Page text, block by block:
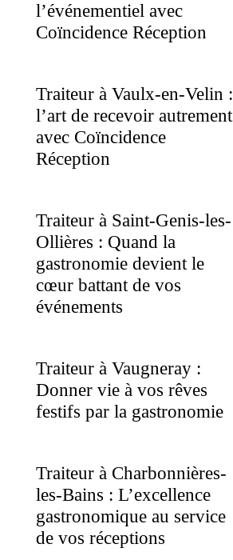
l’événementiel avec
Coïncidence Réception
Traiteur à Vaulx-en-Velin :
l’art de recevoir autrement
avec Coïncidence
Réception
Traiteur à Saint-Genis-les-
Ollières : Quand la
gastronomie devient le
cœur battant de vos
événements
Traiteur à Vaugneray :
Donner vie à vos rêves
festifs par la gastronomie
Traiteur à Charbonnières-
les-Bains : L’excellence
gastronomique au service
de vos réceptions